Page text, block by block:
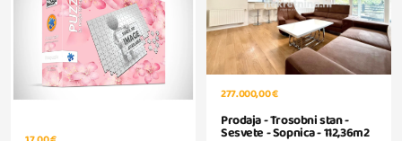
277.000,00 €
Prodaja - Trosobni stan -
Sesvete - Sopnica - 112,36m2